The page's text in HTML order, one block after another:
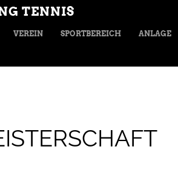
TENNIS
VEREIN SPORTBEREICH ANLAGE